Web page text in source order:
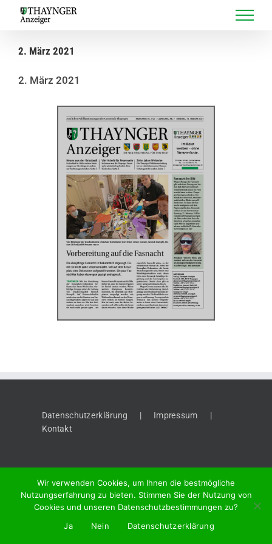
2. März 2021
2. März 2021
Datenschutzerklärung
Impressum
Kontakt
2026 "Thaynger Anzeiger", Meier + Cie AG, Vordergasse 58, 8201
Schaffhausen
Wir verwenden Cookies, um Ihnen die bestmögliche
Nutzungserfahrung zu bieten. Stimmen Sie der Nutzung von
Cookies und unseren Datenschutzbestimmungen zu?
Ja
Nein Datenschutzerklärung